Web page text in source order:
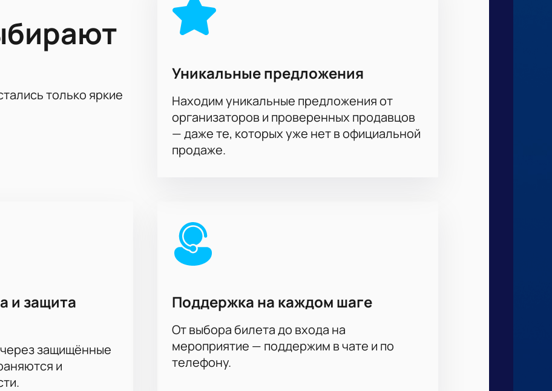
только яркие
Уникальные предложения
Находим уникальные предложения от
организаторов и проверенных продавцов
— даже те, которых уже нет в официальной
продаже.
и защита
защищённые
и
Поддержка на каждом шаге
От выбора билета до входа на
мероприятие — поддержим в чате и по
телефону.